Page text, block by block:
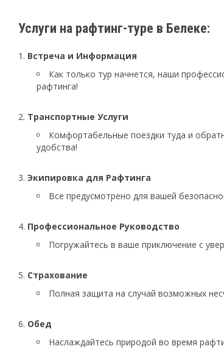
Услуги на рафтинг-туре в Белеке:
Встреча и Информация
Как только тур начнется, наши
рафтинга!
Транспортные Услуги
Комфортабельные поездки туда и
удобства!
Экипировка для Рафтинга
Все предусмотрено для вашей
Профессиональное Руководство
Погружайтесь в ваше приключение с
Страхование
Полная защита на случай возможных
Обед
Наслаждайтесь природой во время